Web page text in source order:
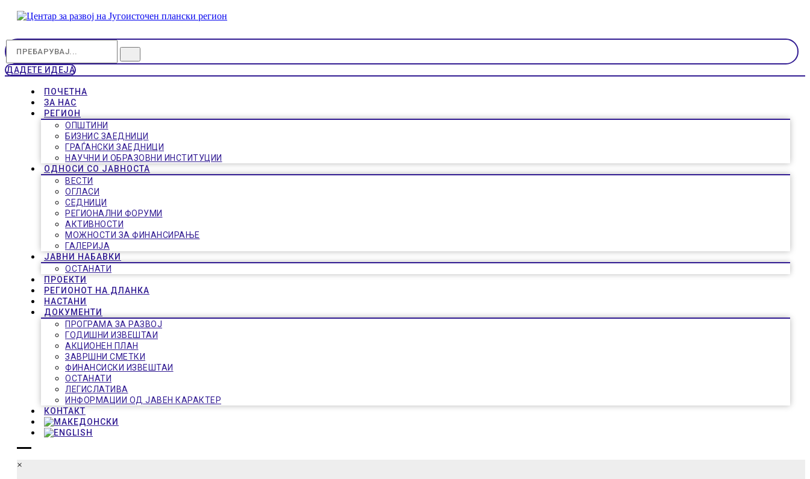
ДАДЕТЕ ИДЕЈА
ПОЧЕТНА
ЗА НАС
РЕГИОН
ОПШТИНИ
БИЗНИС ЗАЕДНИЦИ
ГРАЃАНСКИ ЗАЕДНИЦИ
НАУЧНИ И ОБРАЗОВНИ ИНСТИТУЦИИ
ОДНОСИ СО ЈАВНОСТА
ВЕСТИ
ОГЛАСИ
СЕДНИЦИ
РЕГИОНАЛНИ ФОРУМИ
АКТИВНОСТИ
МОЖНОСТИ ЗА ФИНАНСИРАЊЕ
ГАЛЕРИЈА
ЈАВНИ НАБАВКИ
ОСТАНАТИ
ПРОЕКТИ
РЕГИОНОТ НА ДЛАНКА
НАСТАНИ
ДОКУМЕНТИ
ПРОГРАМА ЗА РАЗВОЈ
ГОДИШНИ ИЗВЕШТАИ
АКЦИОНЕН ПЛАН
ЗАВРШНИ СМЕТКИ
ФИНАНСИСКИ ИЗВЕШТАИ
ОСТАНАТИ
ЛЕГИСЛАТИВА
ИНФОРМАЦИИ ОД ЈАВЕН КАРАКТЕР
КОНТАКТ
×